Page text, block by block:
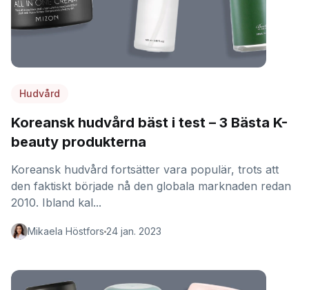
Hudvård
Koreansk hudvård bäst i test – 3 Bästa K-
beauty produkterna
Koreansk hudvård fortsätter vara populär, trots att
den faktiskt började nå den globala marknaden redan
2010. Ibland kal...
Mikaela Höstfors 24 jan. 2023